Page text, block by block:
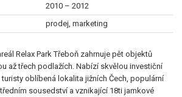
2010 – 2012
prodej, marketing
Relax Park Třeboň zahrnuje pět objektů
až třech podlažích. Nabízí skvělou investiční
oblíbená lokalita jižních Čech, populární
sousedství a vznikající 18ti jamkové